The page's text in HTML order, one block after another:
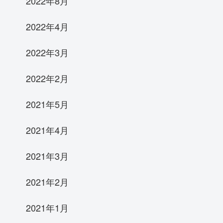
2022年4月
2022年3月
2022年2月
2021年5月
2021年4月
2021年3月
2021年2月
2021年1月